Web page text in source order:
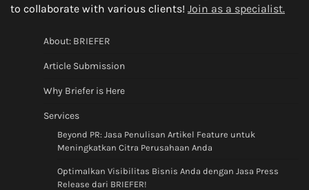
to collaborate with various clients! Join as a specialist.
About: BRIEFER
Article Submission
Why Briefer is Here
Services
Beyond PR: Jasa Penulisan Artikel Feature untuk
Meningkatkan Citra Perusahaan Anda
Optimalkan Visibilitas Bisnis Anda dengan Jasa Press
Release dari BRIEFER!